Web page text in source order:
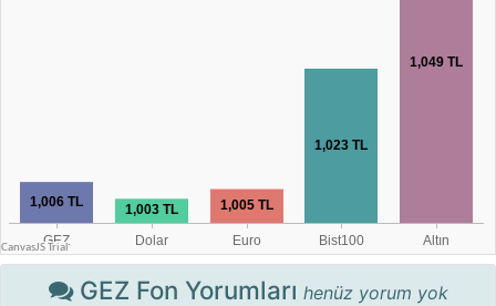
GEZ Fon Yorumları henüz yorum yok